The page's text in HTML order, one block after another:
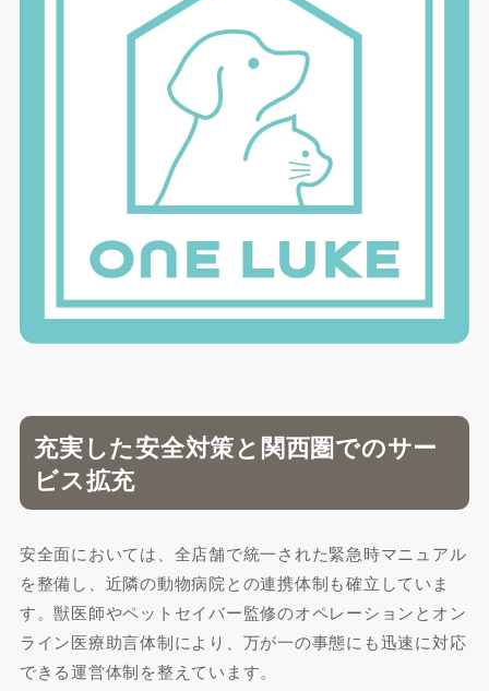
充実した安全対策と関西圏でのサー
ビス拡充
安全面においては、全店舗で統一された緊急時マニュアル
を整備し、近隣の動物病院との連携体制も確立していま
す。獣医師やペットセイバー監修のオペレーションとオン
ライン医療助言体制により、万が一の事態にも迅速に対応
できる運営体制を整えています。